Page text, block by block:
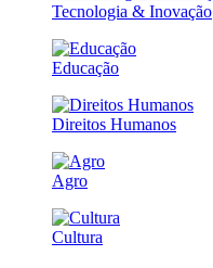
Tecnologia & Inovação
Educação
Direitos Humanos
Agro
Cultura